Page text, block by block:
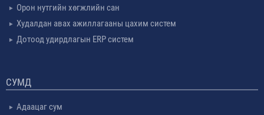
Орон нутгийн хөгжлийн сан
Худалдан авах ажиллагааны цахим систем
Дотоод удирдлагын ERP систем
СУМД
Адаацаг сум